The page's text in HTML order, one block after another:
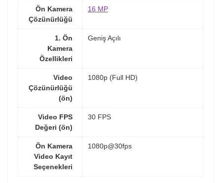
Ön Kamera
Çözünürlüğü
16 MP
1. Ön
Kamera
Özellikleri
Geniş Açılı
Video
Çözünürlüğü
(ön)
1080p (Full HD)
Video FPS
Değeri (ön)
30 FPS
Ön Kamera
Video Kayıt
Seçenekleri
1080p@30fps